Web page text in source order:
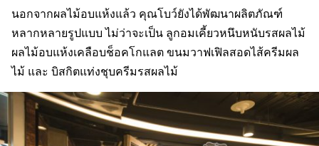
นอกจากผลไม้อบแห้งแล้ว คุณโบว์ยังได้พัฒนาผลิตภัณฑ์
หลากหลายรูปแบบ ไม่ว่าจะเป็น ลูกอมเคี้ยวหนึบหนับรสผลไม้
ผลไม้อบแห้งเคลือบช็อคโกแลต ขนมวาฟเฟิลสอดไส้ครีมผล
ไม้ และ บิสกิตแท่งชุบครีมรสผลไม้